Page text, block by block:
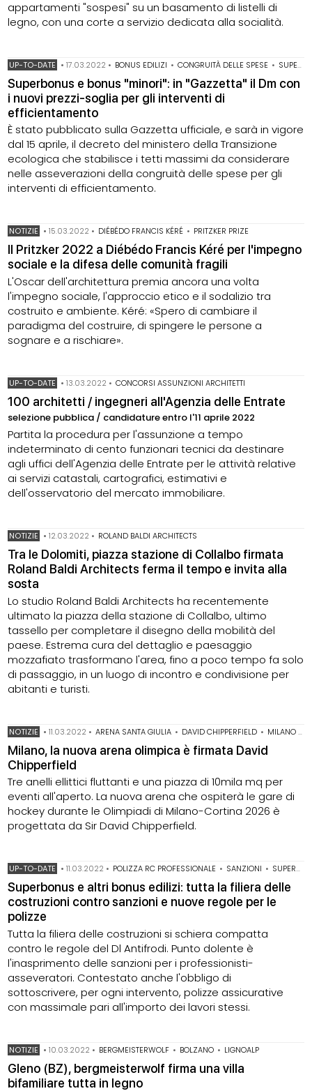
appartamenti "sospesi" su un basamento di listelli di
legno, con una corte a servizio dedicata alla socialità.
UP-TO-DATE •17.03.2022 • BONUS EDILIZI • CONGRUITÀ DELLE SPESE • SUPERBONUS 110%
Superbonus e bonus "minori": in "Gazzetta" il Dm con
i nuovi prezzi-soglia per gli interventi di
efficientamento
È stato pubblicato sulla Gazzetta ufficiale, e sarà in vigore
dal 15 aprile, il decreto del ministero della Transizione
ecologica che stabilisce i tetti massimi da considerare
nelle asseverazioni della congruità delle spese per gli
interventi di efficientamento.
NOTIZIE •15.03.2022 • DIÉBÉDO FRANCIS KÉRÉ • PRITZKER PRIZE
Il Pritzker 2022 a Diébédo Francis Kéré per l'impegno
sociale e la difesa delle comunità fragili
L'Oscar dell'architettura premia ancora una volta
l'impegno sociale, l'approccio etico e il sodalizio tra
costruito e ambiente. Kéré: «Spero di cambiare il
paradigma del costruire, di spingere le persone a
sognare e a rischiare».
UP-TO-DATE •13.03.2022 • CONCORSI ASSUNZIONI ARCHITETTI
100 architetti / ingegneri all'Agenzia delle Entrate
selezione pubblica / candidature entro l'11 aprile 2022
Partita la procedura per l'assunzione a tempo
indeterminato di cento funzionari tecnici da destinare
agli uffici dell'Agenzia delle Entrate per le attività relative
ai servizi catastali, cartografici, estimativi e
dell'osservatorio del mercato immobiliare.
NOTIZIE •12.03.2022 • ROLAND BALDI ARCHITECTS
Tra le Dolomiti, piazza stazione di Collalbo firmata
Roland Baldi Architects ferma il tempo e invita alla
sosta
Lo studio Roland Baldi Architects ha recentemente
ultimato la piazza della stazione di Collalbo, ultimo
tassello per completare il disegno della mobilità del
paese. Estrema cura del dettaglio e paesaggio
mozzafiato trasformano l'area, fino a poco tempo fa solo
di passaggio, in un luogo di incontro e condivisione per
abitanti e turisti.
NOTIZIE •11.03.2022 • ARENA SANTA GIULIA • DAVID CHIPPERFIELD • MILANO CORTINA 2026
Milano, la nuova arena olimpica è firmata David
Chipperfield
Tre anelli ellittici fluttanti e una piazza di 10mila mq per
eventi all'aperto. La nuova arena che ospiterà le gare di
hockey durante le Olimpiadi di Milano-Cortina 2026 è
progettata da Sir David Chipperfield.
UP-TO-DATE •11.03.2022 • POLIZZA RC PROFESSIONALE • SANZIONI • SUPERBONUS 110%
Superbonus e altri bonus edilizi: tutta la filiera delle
costruzioni contro sanzioni e nuove regole per le
polizze
Tutta la filiera delle costruzioni si schiera compatta
contro le regole del Dl Antifrodi. Punto dolente è
l'inasprimento delle sanzioni per i professionisti-
asseveratori. Contestato anche l'obbligo di
sottoscrivere, per ogni intervento, polizze assicurative
con massimale pari all'importo dei lavori stessi.
NOTIZIE •10.03.2022 • BERGMEISTERWOLF • BOLZANO • LIGNOALP
Gleno (BZ), bergmeisterwolf firma una villa
bifamiliare tutta in legno